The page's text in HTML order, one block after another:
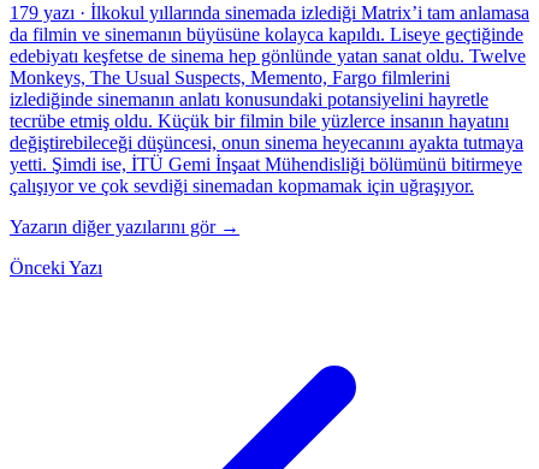
179 yazı · İlkokul yıllarında sinemada izlediği Matrix’i tam anlamasa
da filmin ve sinemanın büyüsüne kolayca kapıldı. Liseye geçtiğinde
edebiyatı keşfetse de sinema hep gönlünde yatan sanat oldu. Twelve
Monkeys, The Usual Suspects, Memento, Fargo filmlerini
izlediğinde sinemanın anlatı konusundaki potansiyelini hayretle
tecrübe etmiş oldu. Küçük bir filmin bile yüzlerce insanın hayatını
değiştirebileceği düşüncesi, onun sinema heyecanını ayakta tutmaya
yetti. Şimdi ise, İTÜ Gemi İnşaat Mühendisliği bölümünü bitirmeye
çalışıyor ve çok sevdiği sinemadan kopmamak için uğraşıyor.
Yazarın diğer yazılarını gör →
Önceki Yazı